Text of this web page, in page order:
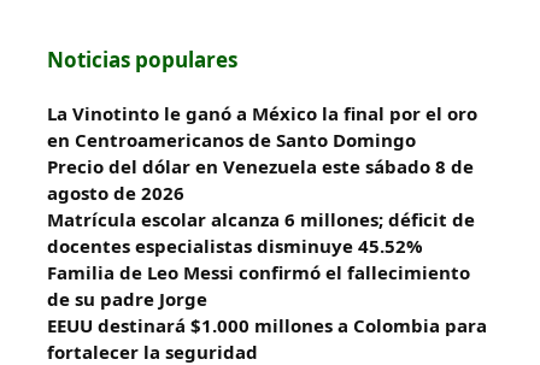
Noticias populares
La Vinotinto le ganó a México la final por el oro
en Centroamericanos de Santo Domingo
Precio del dólar en Venezuela este sábado 8 de
agosto de 2026
Matrícula escolar alcanza 6 millones; déficit de
docentes especialistas disminuye 45.52%
Familia de Leo Messi confirmó el fallecimiento
de su padre Jorge
EEUU destinará $1.000 millones a Colombia para
fortalecer la seguridad